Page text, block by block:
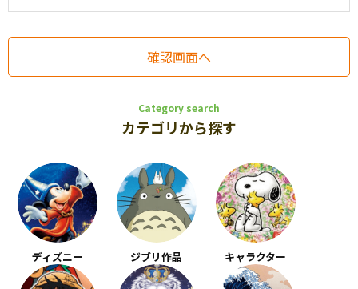
Category search
カテゴリから探す
ディズニー ジブリ作品 キャラクター